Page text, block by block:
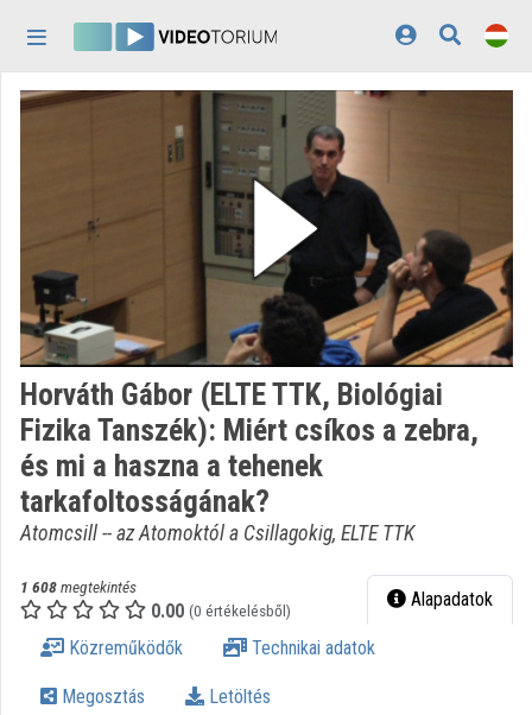
Kezdőlap
Lejátszási listák
Intézmények
Közreműködők
Megjelenés:világos
Horváth Gábor (ELTE TTK, Biológiai
Fizika Tanszék): Miért csíkos a zebra,
és mi a haszna a tehenek
tarkafoltosságának?
Atomcsill -- az Atomoktól a Csillagokig, ELTE TTK
1 608megtekintés
0.00 (0 értékelésből) Alapadatok
Közreműködők Technikai adatok
Megosztás Letöltés